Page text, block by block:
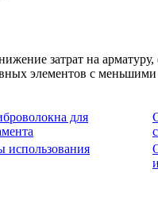
затрат на
элементов с
для
использования